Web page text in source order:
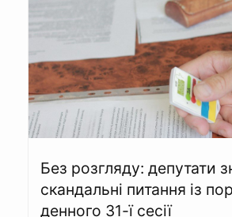
Без розгляду: депутати
скандальні питання із
денного 31-ї сесії